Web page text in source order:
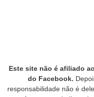
Este site não é afiliado
do Facebook.
responsabilidade não é